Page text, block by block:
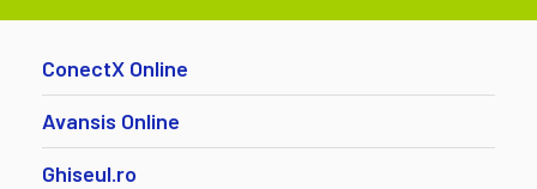
ConectX Online
Avansis Online
Ghiseul.ro